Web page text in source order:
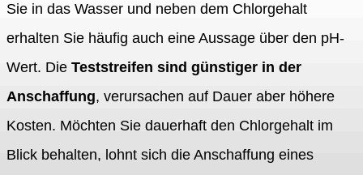
Sie in das Wasser und neben dem Chlorgehalt
erhalten Sie häufig auch eine Aussage über den pH-
Wert. Die Teststreifen sind günstiger in der
Anschaffung, verursachen auf Dauer aber höhere
Kosten. Möchten Sie dauerhaft den Chlorgehalt im
Blick behalten, lohnt sich die Anschaffung eines